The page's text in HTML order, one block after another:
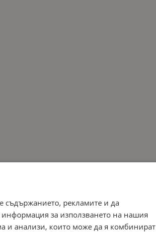
съдържанието, рекламите и да
за използването на нашия
и анализи, които може да я комбинират